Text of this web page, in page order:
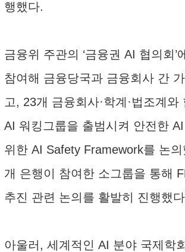
행했다.
금융위 주관의 ‘금융권 AI 협의회’
참여해 금융당국과 금융회사 간
고, 23개 금융회사·학계·법조계
AI 워킹그룹을 출범시켜 안전한
위한 AI Safety Framework를 논
개 은행이 참여한 소그룹을 통해
추진 관련 논의를 활발히 진행했
아울러, 세계적인 AI 분야 국제학